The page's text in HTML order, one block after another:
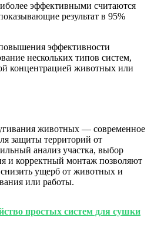
эффективными считаются
результат в 95%
эффективности
нескольких типов систем,
концентрацией животных или
животных — современное
защиты территорий от
анализ участка, выбор
и корректный монтаж позволяют
снизить ущерб от животных и
или работы.
простых систем для сушки